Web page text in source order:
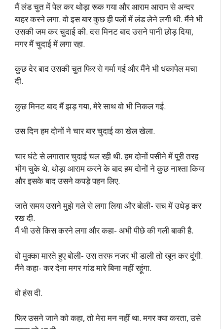
मैं लंड चुत में पेल कर थोड़ा रूक गया और आराम आराम से अन्दर
बाहर करने लगा. वो इस बार कुछ ही पलों में लंड लेने लगी थी. मैंने भी
उसकी जम कर चुदाई की. दस मिनट बाद उसने पानी छोड़ दिया,
मगर मैं चुदाई में लगा रहा.
कुछ देर बाद उसकी चुत फिर से गर्मा गई और मैंने भी धकापेल मचा
दी.
कुछ मिनट बाद मैं झड़ गया, मेरे साथ वो भी निकल गई.
उस दिन हम दोनों ने चार बार चुदाई का खेल खेला.
चार घंटे से लगातार चुदाई चल रही थी. हम दोनों पसीने में पूरी तरह
भीग चुके थे. थोड़ा आराम करने के बाद हम दोनों ने कुछ नाश्ता किया
और इसके बाद उसने कपड़े पहन लिए.
जाते समय उसने मुझे गले से लगा लिया और बोली- सच में उधेड़ कर
रख दी.
मैं भी उसे किस करने लगा और कहा- अभी पीछे की गली बाकी है.
वो मुक्का मारते हुए बोली- उस तरफ नजर भी डाली तो खून कर दूंगी.
मैंने कहा- कर देना मगर गांड मारे बिना नहीं रहूंगा.
वो हंस दी.
फिर उसने जाने को कहा, तो मेरा मन नहीं था. मगर क्या करता, उसे